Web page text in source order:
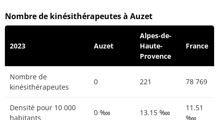
Nombre de kinésithérapeutes à Auzet
2023 Auzet
Alpes-de-
Haute-
Provence
France
Nombre de
kinésithérapeutes
0 221 78 769
Densité pour 10 000
habitants
0 ‱ 13.15 ‱
11.51
‱